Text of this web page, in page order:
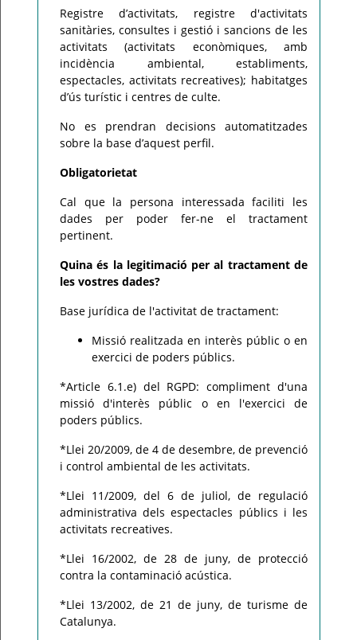
Registre d’activitats, registre d'activitats
sanitàries, consultes i gestió i sancions de les
activitats (activitats econòmiques, amb
incidència ambiental, establiments,
espectacles, activitats recreatives); habitatges
d’ús turístic i centres de culte.
No es prendran decisions automatitzades
sobre la base d’aquest perfil.
Obligatorietat
Cal que la persona interessada faciliti les
dades per poder fer-ne el tractament
pertinent.
Quina és la legitimació per al tractament de
les vostres dades?
Base jurídica de l'activitat de tractament:
Missió realitzada en interès públic o en
exercici de poders públics.
*Article 6.1.e) del RGPD: compliment d'una
missió d'interès públic o en l'exercici de
poders públics.
*Llei 20/2009, de 4 de desembre, de prevenció
i control ambiental de les activitats.
*Llei 11/2009, del 6 de juliol, de regulació
administrativa dels espectacles públics i les
activitats recreatives.
*Llei 16/2002, de 28 de juny, de protecció
contra la contaminació acústica.
*Llei 13/2002, de 21 de juny, de turisme de
Catalunya.